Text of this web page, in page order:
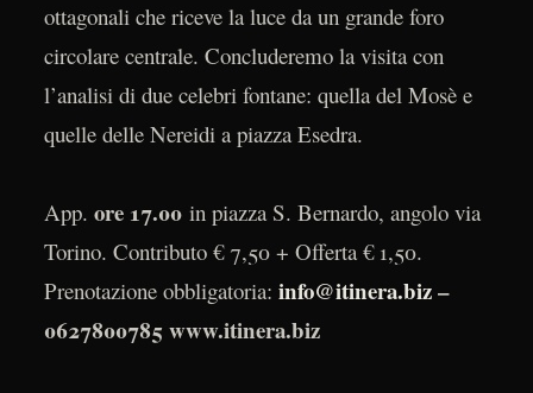
ottagonali che riceve la luce da un grande foro
circolare centrale. Concluderemo la visita con
l’analisi di due celebri fontane: quella del Mosè e
quelle delle Nereidi a piazza Esedra.
App. ore 17.00 in piazza S. Bernardo, angolo via
Torino. Contributo € 7,50 + Offerta € 1,50.
Prenotazione obbligatoria: info@itinera.biz–
0627800785 www.itinera.biz